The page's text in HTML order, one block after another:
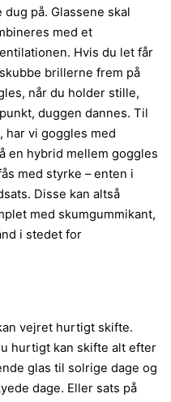
på. Glassene skal
med et
Hvis du let får
brillerne frem på
når du holder stille,
duggen dannes. Til
har vi goggles med
en hybrid mellem goggles
med styrke – enten i
Disse kan altså
med skumgummikant,
i stedet for
vejret hurtigt skifte.
hurtigt kan skifte alt efter
glas til solrige dage og
dage. Eller sats på